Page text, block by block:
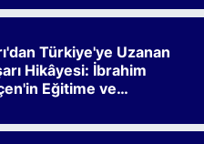
Türkiye'ye Uzanan
Hikâyesi: İbrahim
Eğitime ve